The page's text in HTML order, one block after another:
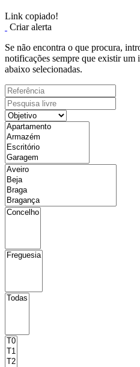
Link copiado!
Criar alerta
Se não encontra o que procura,
notificações sempre que existir um
abaixo selecionadas.